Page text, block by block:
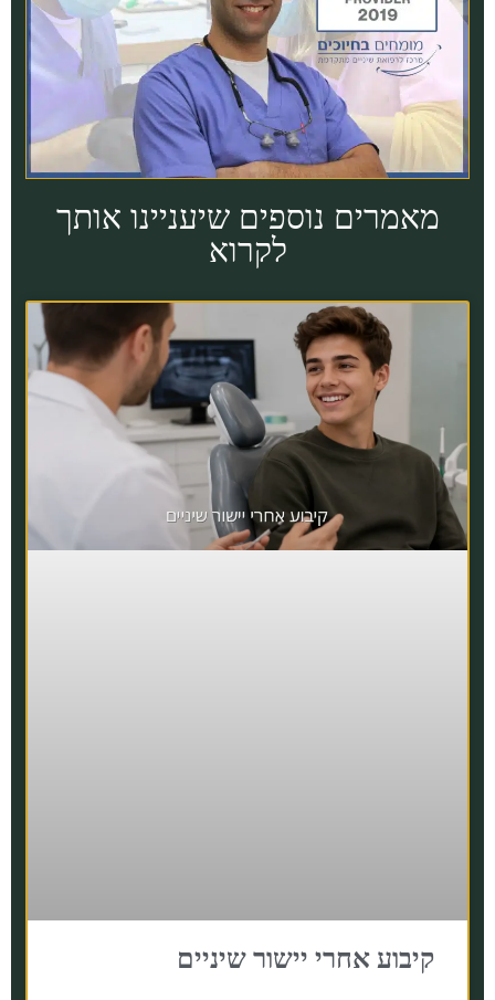
מאמרים נוספים שיעניינו אותך
לקרוא
קיבוע אחרי יישור שיניים